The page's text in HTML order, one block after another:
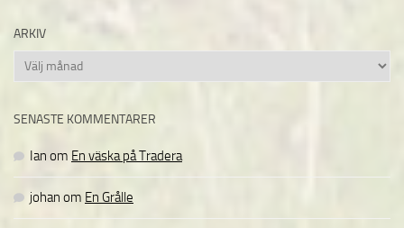
ARKIV
Arkiv
SENASTE KOMMENTARER
Ian om En väska på Tradera
johan om En Grålle